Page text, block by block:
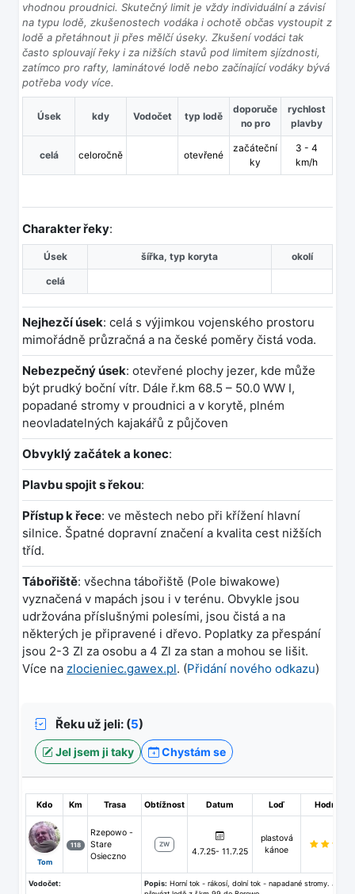
vhodnou proudnici. Skutečný limit je vždy individuální a závisí
na typu lodě, zkušenostech vodáka i ochotě občas vystoupit z
lodě a přetáhnout ji přes mělčí úseky. Zkušení vodáci tak
často splouvají řeky i za nižších stavů pod limitem sjízdnosti,
zatímco pro rafty, laminátové lodě nebo začínající vodáky bývá
potřeba vody více.
Úsek kdy Vodočet typ lodě
doporuče
no pro
rychlost
plavby
celá celoročně otevřené
začáteční
ky
3 - 4
km/h
Charakter řeky:
Úsek šířka, typ koryta okolí
celá
Nejhezčí úsek: celá s výjimkou vojenského prostoru
mimořádně průzračná a na české poměry čistá voda.
Nebezpečný úsek: otevřené plochy jezer, kde může
být prudký boční vítr. Dále ř.km 68.5 – 50.0 WW I,
popadané stromy v proudnici a v korytě, plném
neovladatelných kajakářů z půjčoven
Obvyklý začátek a konec:
Plavbu spojit s řekou:
Přístup k řece: ve městech nebo při křížení hlavní
silnice. Špatné dopravní značení a kvalita cest nižších
tříd.
Tábořiště: všechna tábořiště (Pole biwakowe)
vyznačená v mapách jsou i v terénu. Obvykle jsou
udržována příslušnými polesími, jsou čistá a na
některých je připravené i dřevo. Poplatky za přespání
jsou 2-3 Zl za osobu a 4 Zl za stan a mohou se lišit.
Více na zlocieniec.gawex.pl. (Přidání nového odkazu)
Řeku už jeli: (5)
Jel jsem ji taky Chystám se
Kdo Km Trasa Obtížnost Datum Loď
Tom
118
Rzepowo -
Stare
Osieczno
ZW
4.7.25- 11.7.25
plastová
kánoe
Vodočet: Popis: Horní tok - rákosí, dolní tok - napadané stromy. Je